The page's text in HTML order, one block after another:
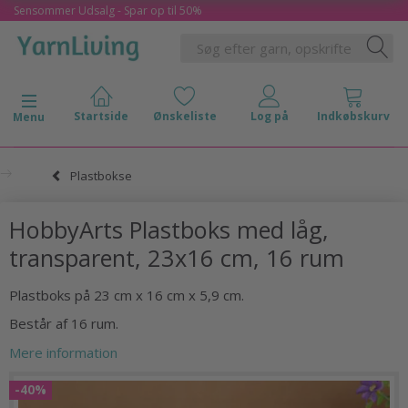
Sensommer Udsalg - Spar op til 50%
Skifte navigation
Menu
Plastbokse
HobbyArts Plastboks med låg,
transparent, 23x16 cm, 16 rum
Plastboks på 23 cm x 16 cm x 5,9 cm.
Består af 16 rum.
Mere information
-40%